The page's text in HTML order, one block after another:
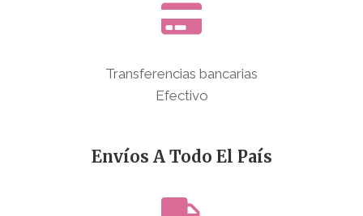
Transferencias bancarias
Efectivo
Envíos A Todo El País